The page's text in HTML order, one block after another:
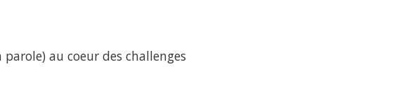
au coeur des challenges